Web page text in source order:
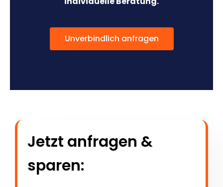
Unverbindlich anfragen
Jetzt anfragen &
sparen: